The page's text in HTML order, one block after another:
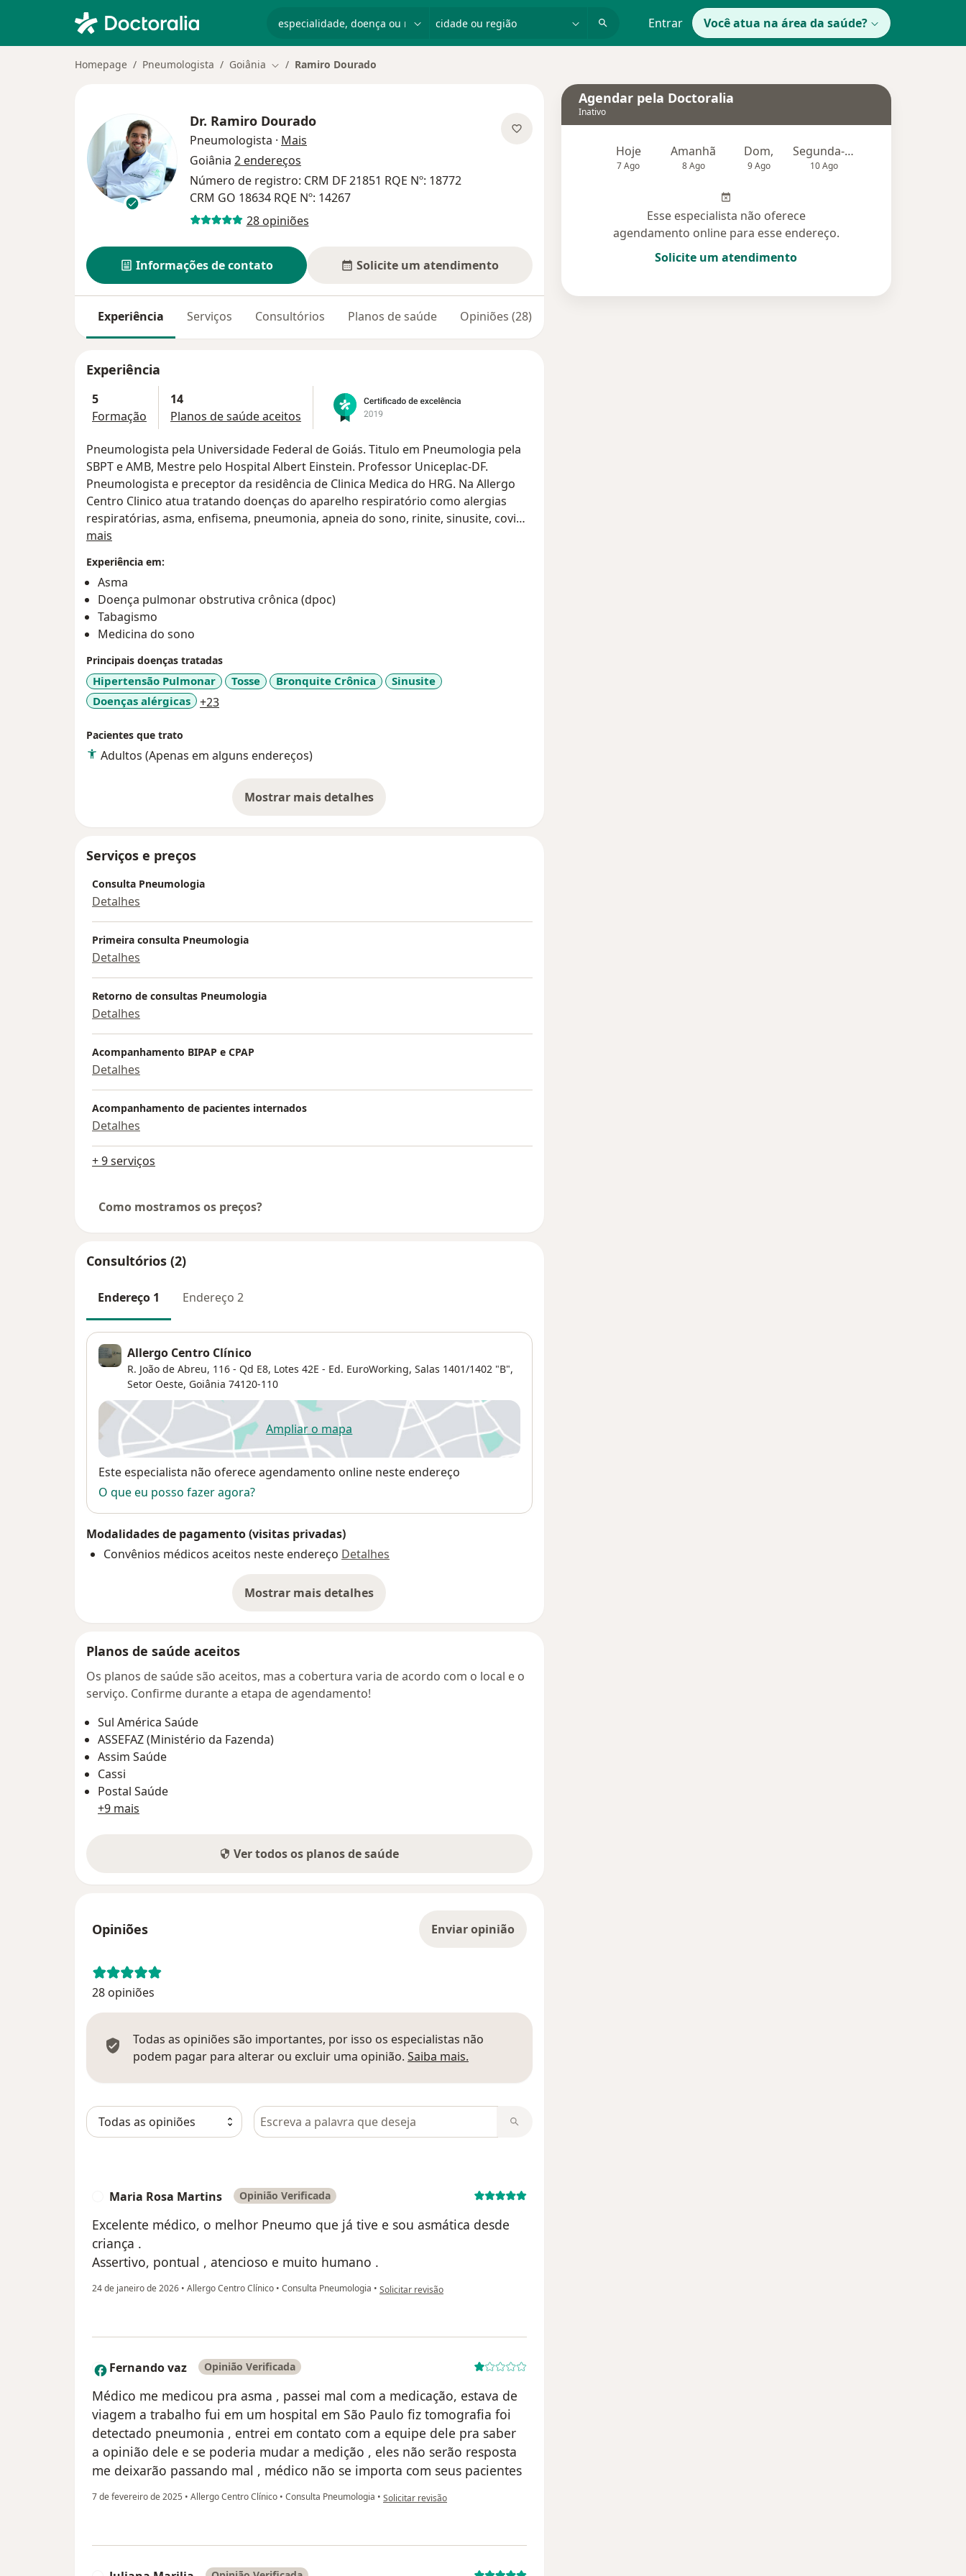
Entrar Você atua na área da saúde?
Homepage Pneumologista Goiânia Mudar de cidade
Ramiro Dourado
Dr. Ramiro Dourado
Pneumologista · Mais
Goiânia 2 endereços
Número de registro: CRM DF 21851 RQE Nº: 18772
CRM GO 18634 RQE Nº: 14267
28 opiniões
Informações de contato Solicite um atendimento
Experiência Serviços Consultórios Planos de saúde Opiniões (28)
Experiência
5
Formação
14
Planos de saúde aceitos
Pneumologista pela Universidade Federal de Goiás. Titulo em Pneumologia pela
SBPT e AMB, Mestre pelo Hospital Albert Einstein. Professor Uniceplac-DF.
Pneumologista e preceptor da residência de Clinica Medica do HRG. Na Allergo
Centro Clinico atua tratando doenças do aparelho respiratório como alergias
respiratórias, asma, enfisema, pneumonia, apneia do sono, rinite, sinusite, covid-
19 e outros.
mais
Experiência em:
Asma
Doença pulmonar obstrutiva crônica (dpoc)
Tabagismo
Medicina do sono
Principais doenças tratadas
Hipertensão Pulmonar Tosse Bronquite Crônica
Sinusite
Doenças alérgicas
+23a11y_sr_more_diseases
Pacientes que trato
Adultos (Apenas em alguns endereços)
Mostrar mais detalhes
sobre a experiência
Serviços e preços
Consulta Pneumologia
Detalhes
Primeira consulta Pneumologia
Detalhes
Retorno de consultas Pneumologia
Detalhes
Acompanhamento BIPAP e CPAP
Detalhes
Acompanhamento de pacientes internados
Detalhes
+ 9 serviços
Como mostramos os preços?
Consultórios (2)
Endereço 1 Endereço 2
Allergo Centro Clínico
R. João de Abreu, 116 - Qd E8, Lotes 42E - Ed. EuroWorking, Salas 1401/1402 "B",
Setor Oeste, Goiânia 74120-110
Ampliar o mapaabre num novo separador
Disponibilidade
Este especialista não oferece agendamento online neste endereço
O que eu posso fazer agora?
Modalidades de pagamento (visitas privadas)
Convênios médicos aceitos neste endereço Detalhes
Mostrar mais detalhes
sobre o endereço
Planos de saúde aceitos
Os planos de saúde são aceitos, mas a cobertura varia de acordo com o local e o
serviço. Confirme durante a etapa de agendamento!
Sul América Saúde
ASSEFAZ (Ministério da Fazenda)
Assim Saúde
Cassi
Postal Saúde
+9 mais
Ver todos os planos de saúde
Opiniões Enviar opinião
28 opiniões
Todas as opiniões são importantes, por isso os especialistas não
podem pagar para alterar ou excluir uma opinião. Saiba mais.
Pesquisar em opiniões
Maria Rosa Martins Opinião Verificada
Excelente médico, o melhor Pneumo que já tive e sou asmática desde
criança .
Assertivo, pontual , atencioso e muito humano .
24 de janeiro de 2026 • Allergo Centro Clínico • Consulta Pneumologia • na opinião do utilizador Maria Rosa Martins
Solicitar revisão
F Fernando vaz Opinião Verificada
Médico me medicou pra asma , passei mal com a medicação, estava de
viagem a trabalho fui em um hospital em São Paulo fiz tomografia foi
detectado pneumonia , entrei em contato com a equipe dele pra saber
a opinião dele e se poderia mudar a medição , eles não serão resposta
me deixarão passando mal , médico não se importa com seus pacientes
7 de fevereiro de 2025 • Allergo Centro Clínico • Consulta Pneumologia • na opinião do utilizador Fernando vaz
Solicitar revisão
Agendar pela Doctoralia
Inativo
Hoje
7 Ago
Amanhã
8 Ago
Dom,
9 Ago
Segunda-feira
10 Ago
Esse especialista não oferece
agendamento online para esse endereço.
Solicite um atendimento